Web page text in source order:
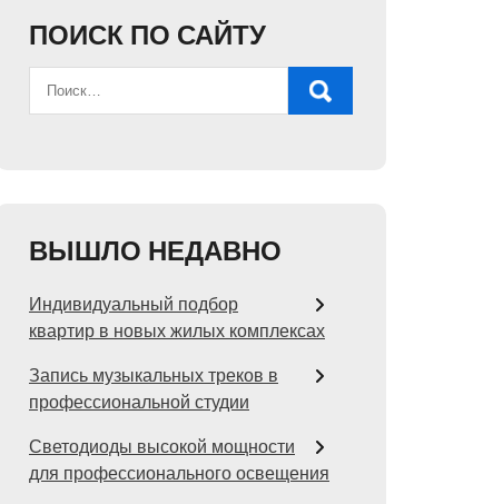
ПОИСК ПО САЙТУ
ВЫШЛО НЕДАВНО
Индивидуальный подбор
квартир в новых жилых комплексах
Запись музыкальных треков в
профессиональной студии
Светодиоды высокой мощности
для профессионального освещения